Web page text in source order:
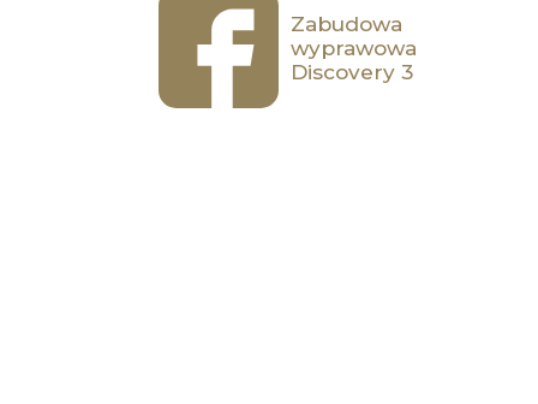
Zabudowa
wyprawowa
Discovery 3